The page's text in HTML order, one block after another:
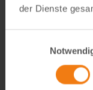
der Dienste